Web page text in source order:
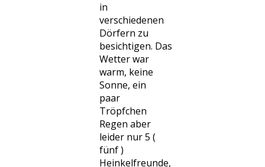
in
verschiedenen
Dörfern zu
besichtigen. Das
Wetter war
warm, keine
Sonne, ein
paar
Tröpfchen
Regen aber
leider nur 5 (
fünf )
Heinkelfreunde,